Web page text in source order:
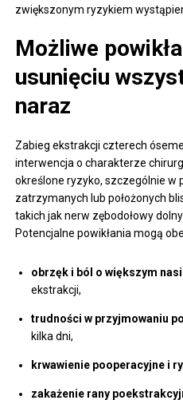
zwiększonym ryzykiem
Możliwe
usunięciu
naraz
Zabieg ekstrakcji czterech
interwencja o charakterze
określone ryzyko, szczególnie w
zatrzymanych lub położonych
takich jak nerw zębodołowy
Potencjalne powikłania mogą
obrzęk i ból o większym
ekstrakcji,
trudności w przyjmowaniu
kilka dni,
krwawienie pooperacyjne i
zakażenie rany